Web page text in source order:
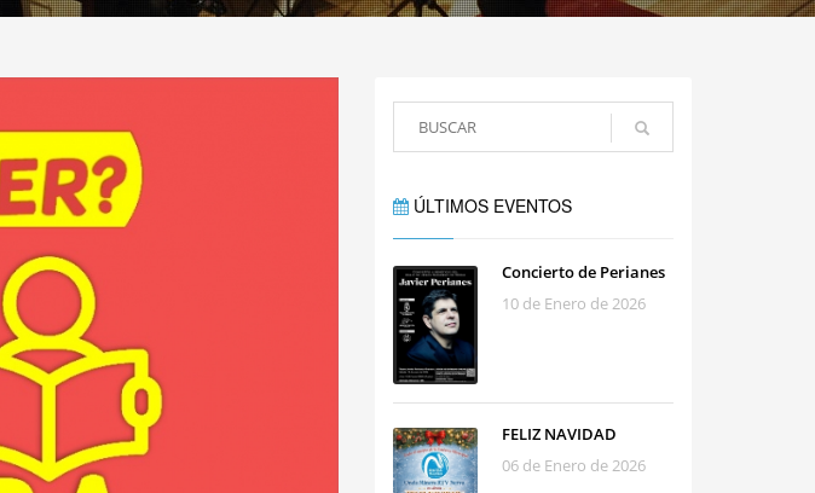
ÚLTIMOS EVENTOS
Concierto de Perianes
10 de Enero de 2026
FELIZ NAVIDAD
06 de Enero de 2026